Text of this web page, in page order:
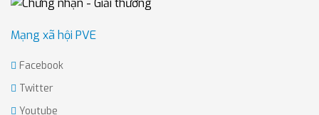
Mạng xã hội PVE
Facebook
Twitter
Youtube